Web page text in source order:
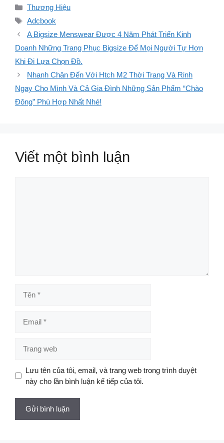
Danh
mục
Thương Hiệu
Thẻ
Adcbook
A Bigsize Menswear Được 4 Năm Phát Triển Kinh
Doanh Những Trang Phục Bigsize Để Mọi Người Tự Hơn
Khi Đi Lựa Chọn Đồ.
Nhanh Chân Đến Với Htch M2 Thời Trang Và Rinh
Ngay Cho Mình Và Cả Gia Đình Những Sản Phẩm “Chào
Đông” Phù Hợp Nhất Nhé!
Viết một bình luận
web
Lưu tên của tôi, email, và trang web trong trình duyệt
này cho lần bình luận kế tiếp của tôi.